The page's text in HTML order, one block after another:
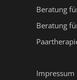
Beratung
Beratung
Impressum